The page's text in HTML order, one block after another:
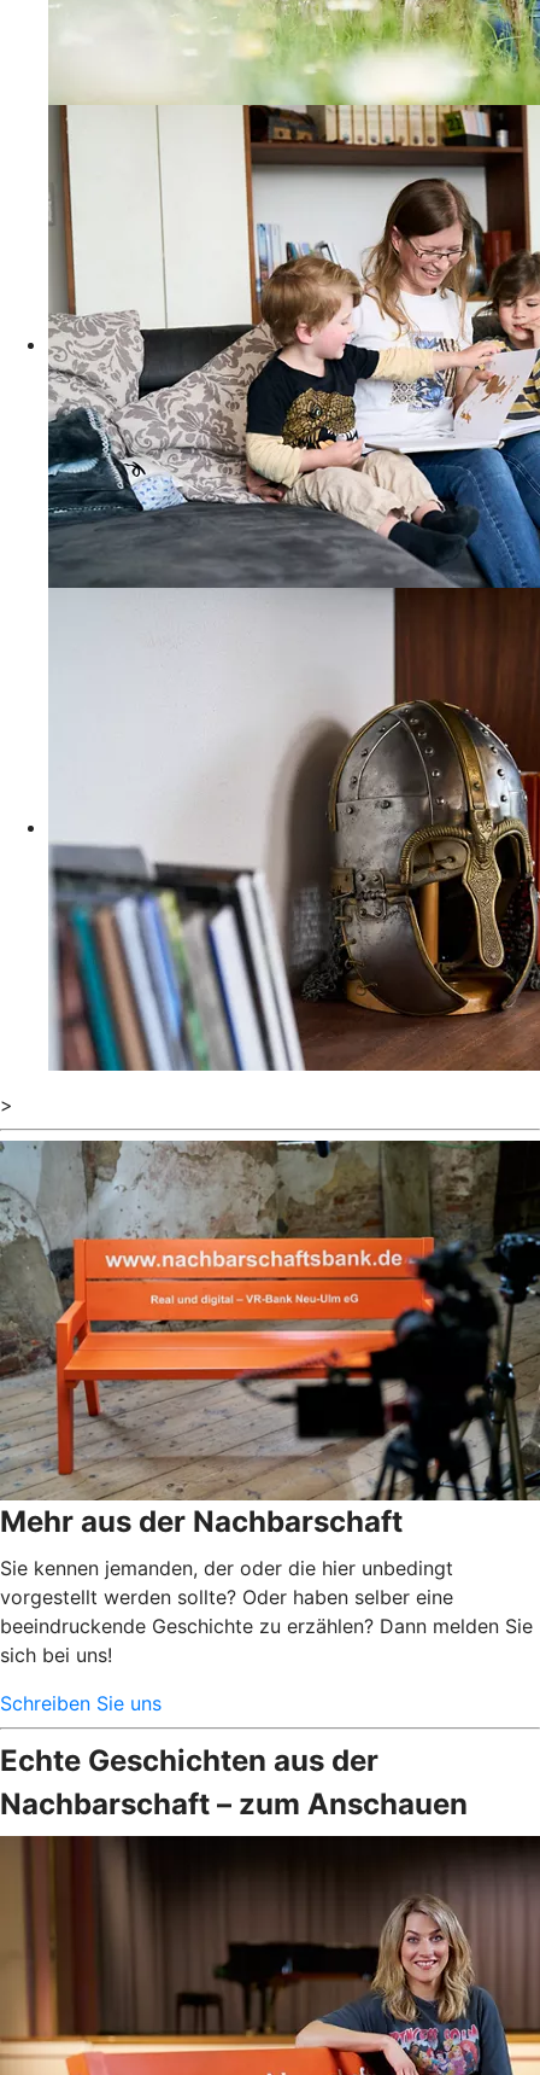
>
Mehr aus der Nachbarschaft
Sie kennen jemanden, der oder die hier unbedingt
vorgestellt werden sollte? Oder haben selber eine
beeindruckende Geschichte zu erzählen? Dann melden Sie
sich bei uns!
Schreiben Sie uns
Echte Geschichten aus der
Nachbarschaft – zum Anschauen